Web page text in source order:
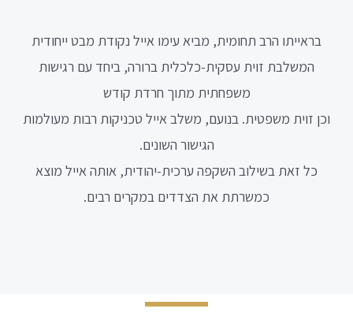
בראייתו הרב תחומית, מביא עימו אייל נקודת מבט ייחודית
המשלבת זוית עסקית-כלכלית ברורה, ביחד עם רגישות
משפחתית מתוך חרדת קודש
וכן זוית משפטית. בנועם, משלב אייל טכניקות רבות מעולמות
הגישור השונים.
כל זאת בשילוב השקפה ערכית-יהודית, אותה אייל מוצא
כמשרתת את הצדדים במקרים רבים.